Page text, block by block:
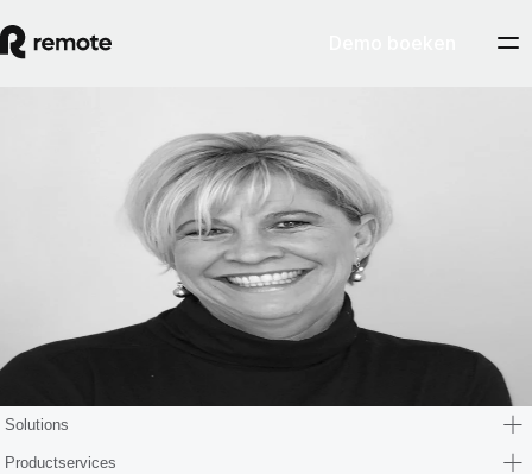
Sally Flaxman
Sally is expert in internationale compliance op het gebied van
immigratie. Sally's carrière omvat meerdere jaren in financiële,
operationele en HR-functies bij multinationals. Sally heeft als Senior
Mobility Manager bij Remote een essentiële rol, omdat ze het onze
klanten mogelijk maakt om werknemers over te plaatsen en ze over de
hele wereld legaal te laten werken.
Solutions
Productservices